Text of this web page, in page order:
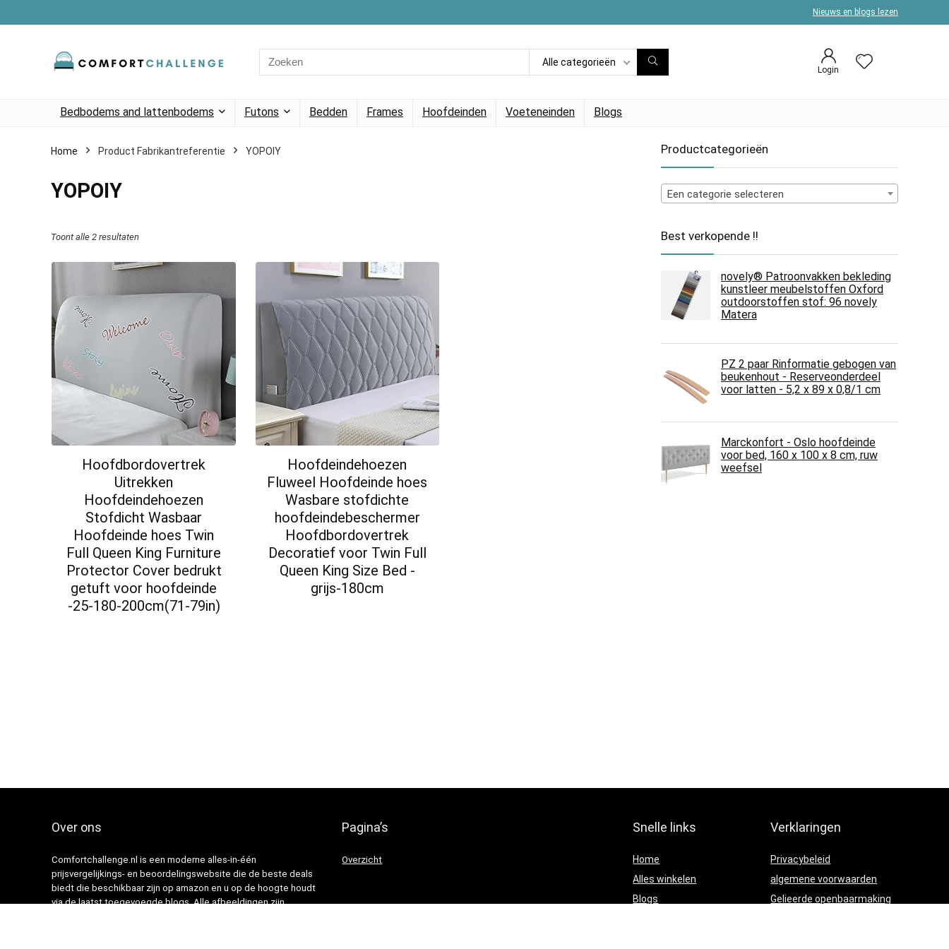
Nieuws en blogs lezen
for:
Alle categorieën
Login
Bedbodems and lattenbodems Futons Bedden Frames Hoofdeinden Voeteneinden Blogs
Home Product Fabrikantreferentie ‎YOPOIY
‎YOPOIY
Toont alle 2 resultaten
Hoofdbordovertrek
Uitrekken
Hoofdeindehoezen
Stofdicht Wasbaar
Hoofdeinde hoes Twin
Full Queen King Furniture
Protector Cover bedrukt
getuft voor hoofdeinde
-25-180-200cm(71-79in)
Hoofdeindehoezen
Fluweel Hoofdeinde hoes
Wasbare stofdichte
hoofdeindebeschermer
Hoofdbordovertrek
Decoratief voor Twin Full
Queen King Size Bed -
grijs-180cm
Productcategorieën
Een categorie selecteren
Best verkopende !!
novely® Patroonvakken bekleding
kunstleer meubelstoffen Oxford
outdoorstoffen stof: 96 novely
Matera
PZ 2 paar Rinformatie gebogen van
beukenhout - Reserveonderdeel
voor latten - 5,2 x 89 x 0,8/1 cm
Marckonfort - Oslo hoofdeinde
voor bed, 160 x 100 x 8 cm, ruw
weefsel
Over ons
Comfortchallenge.nl is een moderne alles-in-één
prijsvergelijkings- en beoordelingswebsite die de beste deals
biedt die beschikbaar zijn op amazon en u op de hoogte houdt
via de laatst toegevoegde blogs. Alle afbeeldingen zijn
Pagina’s
Overzicht
Snelle links
Home
Alles winkelen
Blogs
Verklaringen
Privacybeleid
algemene voorwaarden
Gelieerde openbaarmaking